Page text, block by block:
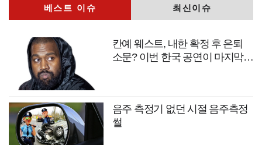
베스트 이슈 최신이슈
칸예 웨스트, 내한 확정 후 은퇴
소문? 이번 한국 공연이 마지막
음주 측정기 없던 시절 음주측정
썰